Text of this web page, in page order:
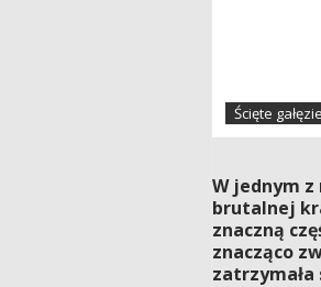
Ścięte
W jednym z
brutalnej
znaczną
znacząco
zatrzymała